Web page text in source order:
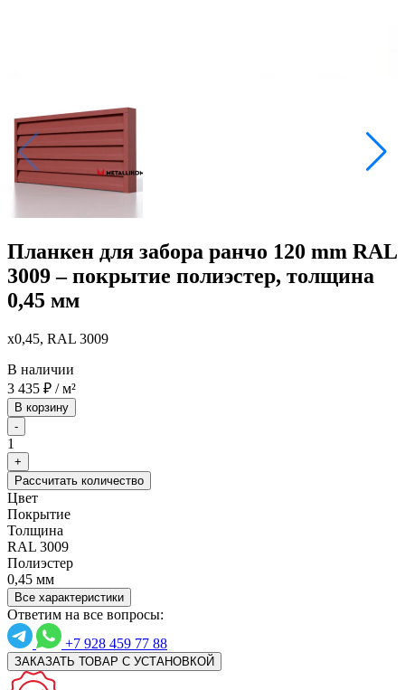
Планкен для забора ранчо 120 mm RAL
3009 – покрытие полиэстер, толщина
0,45 мм
x0,45, RAL 3009
В наличии
3 435 ₽ / м²
В корзину
-
1
+
Рассчитать количество
Цвет
Покрытие
Толщина
RAL 3009
Полиэстер
0,45 мм
Все характеристики
Ответим на все вопросы:
+7 928 459 77 88
ЗАКАЗАТЬ ТОВАР С УСТАНОВКОЙ